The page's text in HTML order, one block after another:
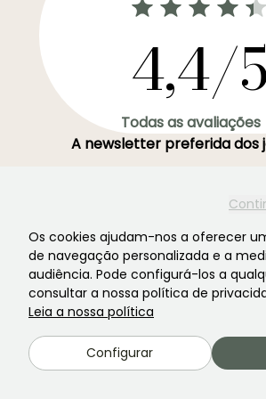
Os cookies ajudam-nos a oferecer
de navegação personalizada e a
audiência. Pode configurá-los a
consultar a nossa política de
Leia a nossa política
Configurar
4,4/5
Todas as
A newsletter preferida dos
Receba as nossas novidades e
seu jardim durante todo
Inscrever-se →
Este formulário está protegido pelo reCAPTCHA -
ServiçoePolítica de Privacidade do